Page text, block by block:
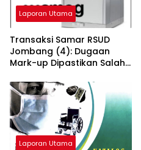
Laporan Utama
Transaksi Samar RSUD
Jombang (4): Dugaan
Mark-up Dipastikan Salah,
Dokumen
Laporan Utama